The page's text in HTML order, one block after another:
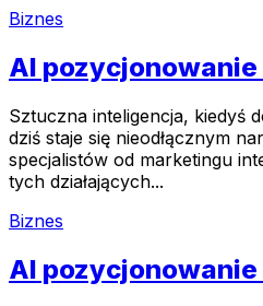
Biznes
AI
Sztuczna inteligencja, kiedyś
dziś staje się nieodłącznym
specjalistów od marketingu
tych działających...
Biznes
AI pozycjonowanie